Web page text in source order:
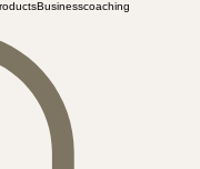
Businesscoaching